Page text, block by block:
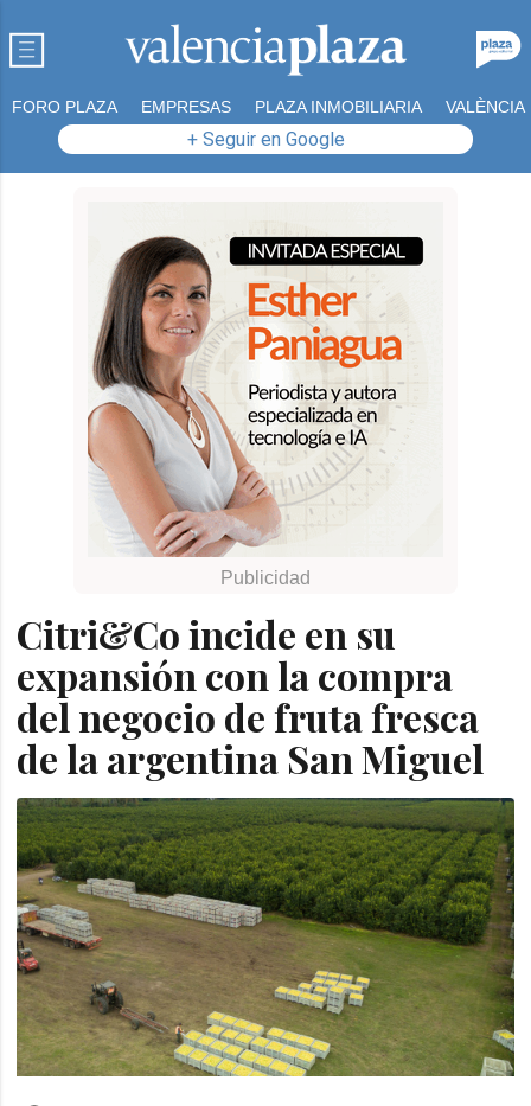
FORO PLAZA EMPRESAS PLAZA INMOBILIARIA VALÈNCIA
+ Seguir en Google
Citri&Co incide en su
expansión con la compra
del negocio de fruta fresca
de la argentina San Miguel